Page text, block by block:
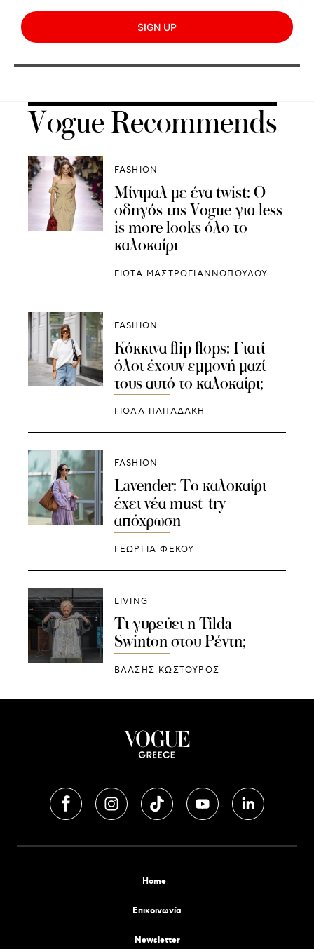
SIGN UP
Vogue Recommends
FASHION
Μίνιμαλ με ένα twist: Ο
οδηγός της Vogue για less
is more looks όλο το
καλοκαίρι
ΓΙΩΤΑ ΜΑΣΤΡΟΓΙΑΝΝΟΠΟΥΛΟΥ
FASHION
Κόκκινα flip flops: Γιατί
όλοι έχουν εμμονή μαζί
τους αυτό το καλοκαίρι;
ΓΙΌΛΑ ΠΑΠΑΔΆΚΗ
FASHION
Lavender: Το καλοκαίρι
έχει νέα must-try
απόχρωση
ΓΕΩΡΓΙΑ ΦΕΚΟΥ
LIVING
Τι γυρεύει η Tilda
Swinton στου Ρέντη;
ΒΛΑΣΗΣ ΚΩΣΤΟΥΡΟΣ
Home
Επικοινωνία
Newsletter